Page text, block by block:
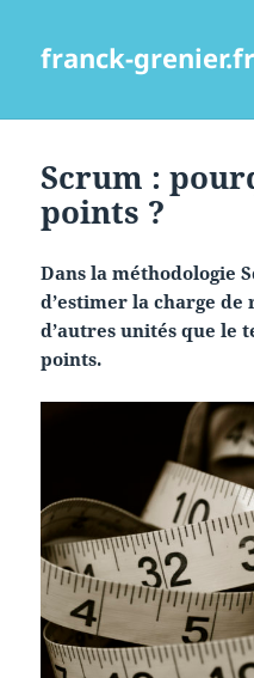
franck-grenier.fr
Scrum :
points ?
Dans la méthodologie
d’estimer la charge de
d’autres unités que le
points.